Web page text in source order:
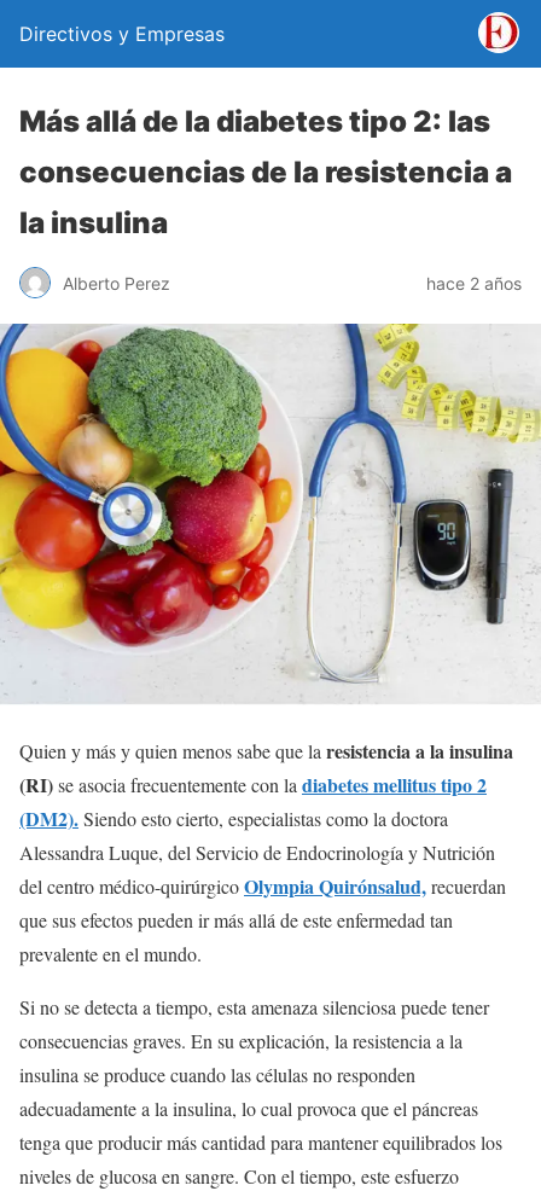
Directivos y Empresas
Más allá de la diabetes tipo 2: las
consecuencias de la resistencia a
la insulina
Alberto Perez hace 2 años
Quien y más y quien menos sabe que la resistencia a la insulina
(RI)se asocia frecuentemente con la diabetes mellitus tipo 2
(DM2).Siendo esto cierto, especialistas como la doctora
Alessandra Luque, del Servicio de Endocrinología y Nutrición
del centro médico-quirúrgicoOlympia Quirónsalud,recuerdan
que sus efectos pueden ir más allá de este enfermedad tan
prevalente en el mundo.
Si no se detecta a tiempo, esta amenaza silenciosa puede tener
consecuencias graves. En su explicación, la resistencia a la
insulina se produce cuando las células no responden
adecuadamente a la insulina, lo cual provoca que el páncreas
tenga que producir más cantidad para mantener equilibrados los
niveles de glucosa en sangre. Con el tiempo, este esfuerzo